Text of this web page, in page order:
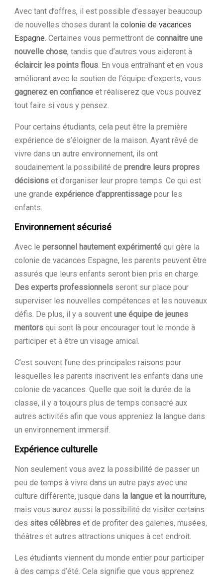
Avec tant d’offres, il est possible d’essayer beaucoup
de nouvelles choses durant la colonie de vacances
Espagne. Certaines vous permettront de connaitre une
nouvelle chose, tandis que d’autres vous aideront à
éclaircir les points flous. En vous entraînant et en vous
améliorant avec le soutien de l’équipe d’experts, vous
gagnerez en confiance et réaliserez que vous pouvez
tout faire si vous y pensez.
Pour certains étudiants, cela peut être la première
expérience de s’éloigner de la maison. Ayant rêvé de
vivre dans un autre environnement, ils ont
soudainement la possibilité de prendre leurs propres
décisions et d’organiser leur propre temps. Ce qui est
une grande expérience d’apprentissage pour les
enfants.
Environnement sécurisé
Avec le personnel hautement expérimenté qui gère la
colonie de vacances Espagne, les parents peuvent être
assurés que leurs enfants seront bien pris en charge.
Des experts professionnels seront sur place pour
superviser les nouvelles compétences et les nouveaux
défis. De plus, il y a souvent une équipe de jeunes
mentors qui sont là pour encourager tout le monde à
participer et à être un visage amical.
C’est souvent l’une des principales raisons pour
lesquelles les parents inscrivent les enfants dans une
colonie de vacances. Quelle que soit la durée de la
classe, il y a toujours plus de temps consacré aux
autres activités afin que vous appreniez la langue dans
un environnement immersif.
Expérience culturelle
Non seulement vous avez la possibilité de passer un
peu de temps à vivre dans un autre pays avec une
culture différente, jusque dans la langue et la nourriture,
mais vous aurez aussi la possibilité de visiter certains
des sites célèbres et de profiter des galeries, musées,
théâtres et autres attractions uniques à cet endroit.
Les étudiants viennent du monde entier pour participer
à des camps d’été. Cela signifie que vous apprenez